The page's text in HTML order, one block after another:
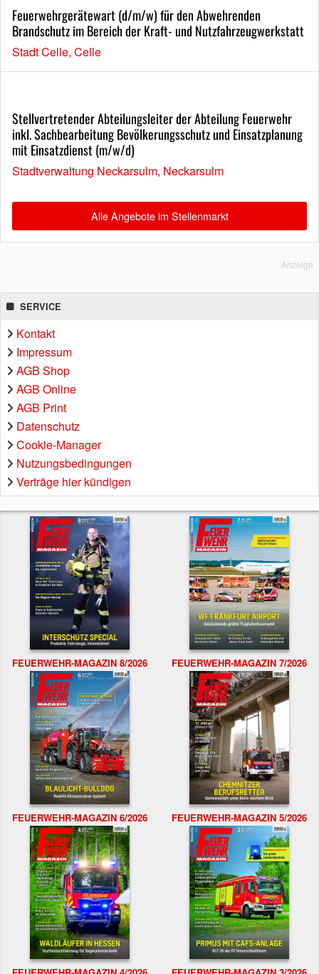
Feuerwehrgerätewart (d/m/w) für den Abwehrenden
Brandschutz im Bereich der Kraft- und Nutzfahrzeugwerkstatt
Stadt Celle, Celle
Stellvertretender Abteilungsleiter der Abteilung Feuerwehr
inkl. Sachbearbeitung Bevölkerungsschutz und Einsatzplanung
mit Einsatzdienst (m/w/d)
Stadtverwaltung Neckarsulm, Neckarsulm
Alle Angebote im Stellenmarkt
Anzeige
SERVICE
Kontakt
Impressum
AGB Shop
AGB Online
AGB Print
Datenschutz
Cookie-Manager
Nutzungsbedingungen
Verträge hier kündigen
FEUERWEHR-MAGAZIN 8/2026 FEUERWEHR-MAGAZIN 7/2026
FEUERWEHR-MAGAZIN 6/2026 FEUERWEHR-MAGAZIN 5/2026